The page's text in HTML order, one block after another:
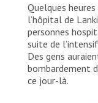
Quelques
l’hôpital de
personnes
suite de
Des gens
bombardement
ce jour-là.